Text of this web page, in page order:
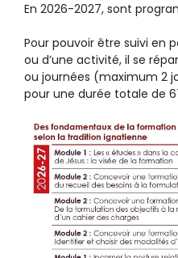
En 2026-2027, sont
Pour pouvoir être suivi en
ou d’une activité, il se
ou journées (maximum 2
pour une durée totale de